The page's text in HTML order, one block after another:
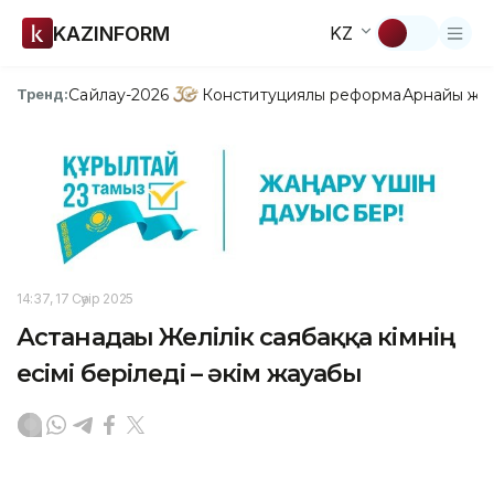
KAZINFORM KZ
Тренд:Сайлау-2026 Конституциялық реформаАрнайы
14:37, 17 Сәуір 2025
Астанадағы Желілік саябаққа кімнің
есімі беріледі – әкім жауабы